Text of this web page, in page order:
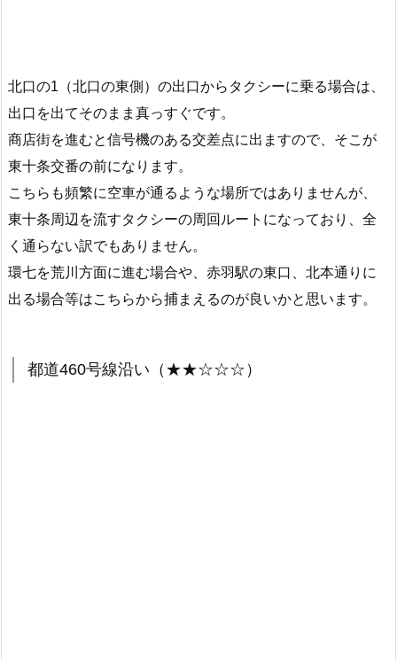
北口の1（北口の東側）の出口からタクシーに乗る場合は、
出口を出てそのまま真っすぐです。
商店街を進むと信号機のある交差点に出ますので、そこが
東十条交番の前になります。
こちらも頻繁に空車が通るような場所ではありませんが、
東十条周辺を流すタクシーの周回ルートになっており、全
く通らない訳でもありません。
環七を荒川方面に進む場合や、赤羽駅の東口、北本通りに
出る場合等はこちらから捕まえるのが良いかと思います。
都道460号線沿い（★★☆☆☆）